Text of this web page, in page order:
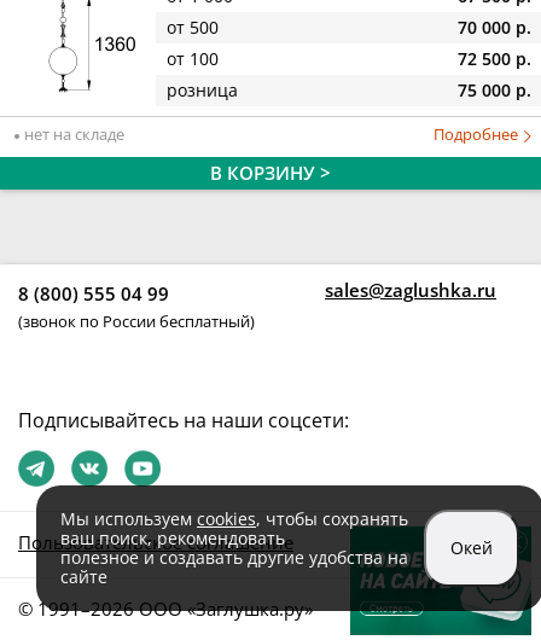
от 500
70 000 р.
от 100
72 500 р.
розница
75 000 р.
нет на складе Подробнее
В КОРЗИНУ >
8 (800) 555 04 99
(звонок по России бесплатный)
sales@zaglushka.ru
© 1991–2026 ООО «Заглушка.pу»
Пользовательское соглашение
Подписывайтесь на наши соцсети:
Мы используем cookies, чтобы сохранять
ваш поиск, рекомендовать
полезное и создавать другие удобства на
сайте
Окей